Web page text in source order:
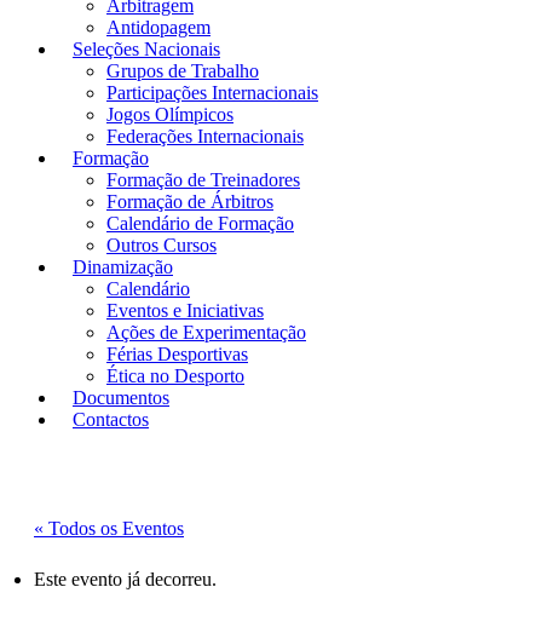
Arbitragem
Antidopagem
Seleções Nacionais
Grupos de Trabalho
Participações Internacionais
Jogos Olímpicos
Federações Internacionais
Formação
Formação de Treinadores
Formação de Árbitros
Calendário de Formação
Outros Cursos
Dinamização
Calendário
Eventos e Iniciativas
Ações de Experimentação
Férias Desportivas
Ética no Desporto
Documentos
Contactos
« Todos os Eventos
Este evento já decorreu.